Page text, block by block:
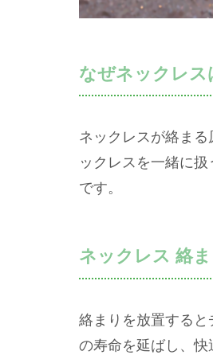
なぜネックレス
ネックレスが絡ま
ックレスを一緒に
です。
ネックレス 絡
絡まりを放置する
の寿命を延ばし、快